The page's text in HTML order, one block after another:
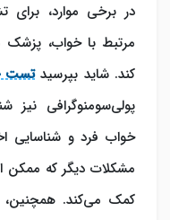
در برخی موارد،
مرتبط با خواب،
کند. شاید بپرسیدتست
پولی‌سومنوگرافی نیز
خواب فرد و شناسایی
مشکلات دیگر که ممکن
کمک می‌کند.